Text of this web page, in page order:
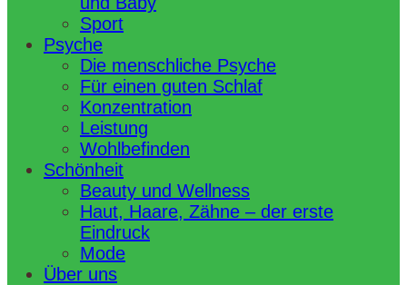
Sport
Psyche
Die menschliche Psyche
Für einen guten Schlaf
Konzentration
Leistung
Wohlbefinden
Schönheit
Beauty und Wellness
Haut, Haare, Zähne – der erste
Eindruck
Mode
Über uns